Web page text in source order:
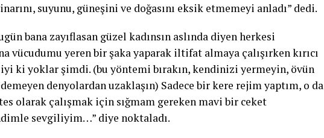
suyunu, güneşini ve doğasını eksik etmemeyi anladı” dedi.
bana zayıflasan güzel kadınsın aslında diyen herkesi
vücudumu yeren bir şaka yaparak iltifat almaya çalışırken kırıcı
ki yoklar şimdi. (bu yöntemi bırakın, kendinizi yermeyin, övün
denyolardan uzaklaşın) Sadece bir kere rejim yaptım, o da
olarak çalışmak için sığmam gereken mavi bir ceket
sevgiliyim…” diye noktaladı.